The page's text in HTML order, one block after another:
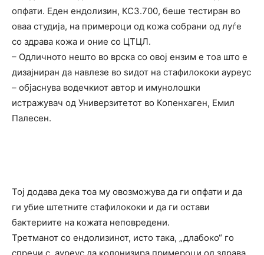
опфати. Еден ендолизин, КСЗ.700, беше тестиран во
оваа студија, на примероци од кожа собрани од луѓе
со здрава кожа и оние со ЦТЦЛ.
– Одличното нешто во врска со овој ензим е тоа што е
дизајниран да навлезе во ѕидот на стафилококи ауреус
– објаснува водечкиот автор и имунолошки
истражувач од Универзитетот во Копенхаген, Емил
Палесен.
Тој додава дека тоа му овозможува да ги опфати и да
ги убие штетните стафилококи и да ги остави
бактериите на кожата неповредени.
Третманот со ендолизинот, исто така, „длабоко“ го